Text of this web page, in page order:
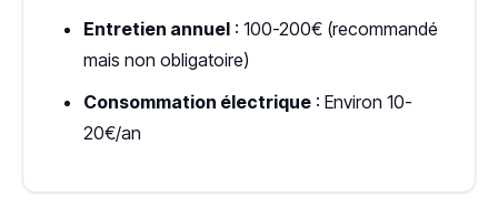
Entretien annuel : 100-200€ (recommandé
mais non obligatoire)
Consommation électrique : Environ 10-
20€/an